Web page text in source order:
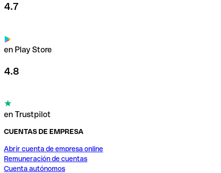
4.7
en Play Store
4.8
en Trustpilot
CUENTAS DE EMPRESA
Abrir cuenta de empresa online
Remuneración de cuentas
Cuenta autónomos